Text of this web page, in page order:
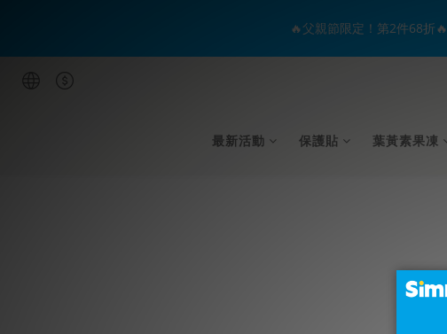
最新活動 保護貼 葉黃素果凍
🔥父親節限定！第2件68折🔥